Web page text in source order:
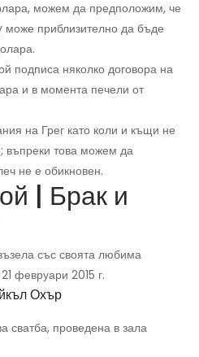
можем да предположим, че
може приблизително да бъде
подписа няколко договора на
и в момента печели от
на Грег като коли и къщи не
въпреки това можем да
не е обикновен.
| Брак и
със своята любима
февруари 2015 г.
Охър
сватба, проведена в зала